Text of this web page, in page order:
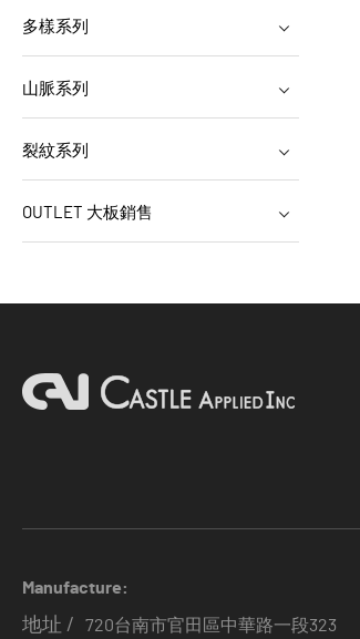
多樣系列
山脈系列
裂紋系列
OUTLET 大板銷售
Manufacture:
地址 / 720台南市官田區中華路一段323